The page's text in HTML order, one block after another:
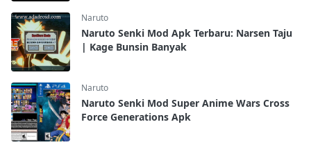
Naruto
Naruto Senki Mod Apk Terbaru: Narsen Taju
| Kage Bunsin Banyak
Naruto
Naruto Senki Mod Super Anime Wars Cross
Force Generations Apk